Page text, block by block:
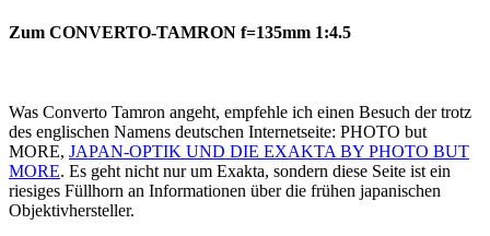
Zum CONVERTO-TAMRON f=135mm 1:4.5
Was Converto Tamron angeht, empfehle ich einen Besuch der trotz
des englischen Namens deutschen Internetseite: PHOTO but
MORE, JAPAN-OPTIK UND DIE EXAKTA BY PHOTO BUT
MORE. Es geht nicht nur um Exakta, sondern diese Seite ist ein
riesiges Füllhorn an Informationen über die frühen japanischen
Objektivhersteller.